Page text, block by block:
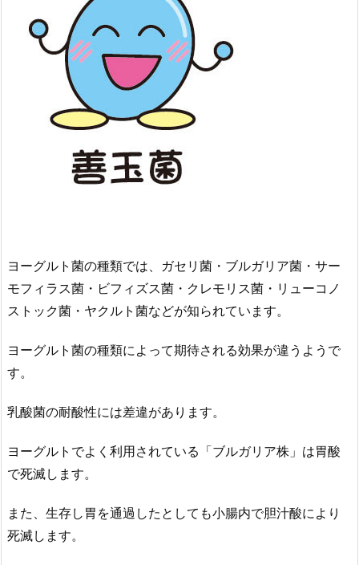
ヨーグルト菌の種類では、ガセリ菌・ブルガリア菌・サー
モフィラス菌・ビフィズス菌・クレモリス菌・リューコノ
ストック菌・ヤクルト菌などが知られています。
ヨーグルト菌の種類によって期待される効果が違うようで
す。
乳酸菌の耐酸性には差違があります。
ヨーグルトでよく利用されている「ブルガリア株」は胃酸
で死滅します。
また、生存し胃を通過したとしても小腸内で胆汁酸により
死滅します。